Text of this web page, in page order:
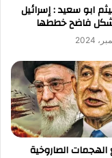
ابو سعيد : إسرائيل
فاضح خططها
الهجمات الصاروخية